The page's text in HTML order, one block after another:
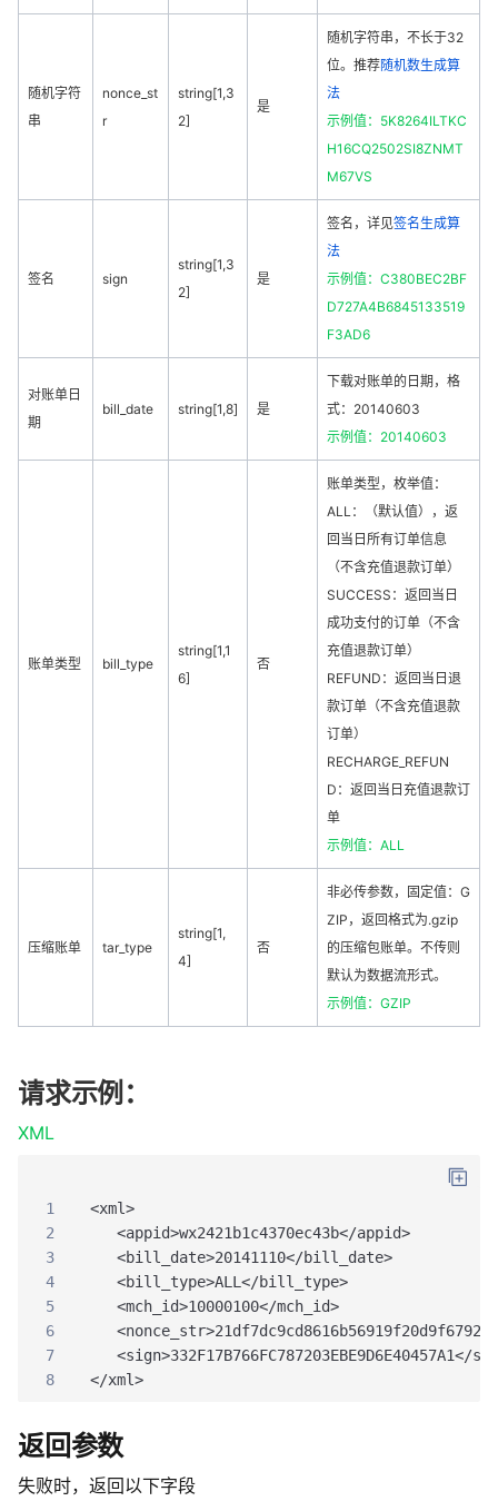
随机字符
串
nonce_st
r
string[1,3
2]
是
随机字符串，不长于32
位。推荐随机数生成算
法
示例值：5K8264ILTKC
H16CQ2502SI8ZNMT
M67VS
签名 sign
string[1,3
2]
是
签名，详见签名生成算
法
示例值：C380BEC2BF
D727A4B6845133519
F3AD6
对账单日
期
bill_date string[1,8] 是
下载对账单的日期，格
式：20140603
示例值：20140603
账单类型 bill_type
string[1,1
6]
否
账单类型，枚举值：
ALL：（默认值），返
回当日所有订单信息
（不含充值退款订单）
SUCCESS：返回当日
成功支付的订单（不含
充值退款订单）
REFUND：返回当日退
款订单（不含充值退款
订单）
RECHARGE_REFUN
D：返回当日充值退款订
单
示例值：ALL
压缩账单 tar_type
string[1,
4]
否
非必传参数，固定值：G
ZIP，返回格式为.gzip
的压缩包账单。不传则
默认为数据流形式。
示例值：GZIP
请求示例：
XML
1
<xml>
2
<appid>wx2421b1c4370ec43b</appid>
3
<bill_date>20141110</bill_date>
4
<bill_type>ALL</bill_type>
5
<mch_id>10000100</mch_id>
6
7
<sign>332F17B766FC787203EBE9D6E40457A1</
8
</xml>
返回参数
失败时，返回以下字段